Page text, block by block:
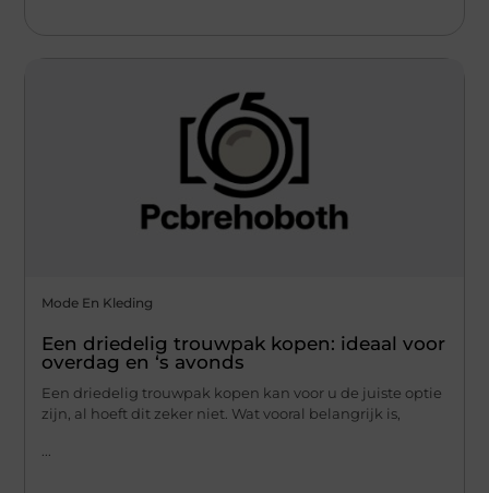
Mode En Kleding
Een driedelig trouwpak kopen: ideaal voor
overdag en ‘s avonds
Een driedelig trouwpak kopen kan voor u de juiste optie
zijn, al hoeft dit zeker niet. Wat vooral belangrijk is,